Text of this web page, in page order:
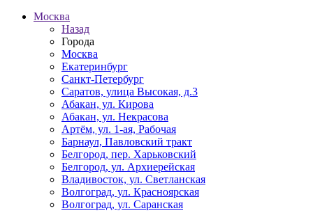
Москва
Назад
Города
Москва
Екатеринбург
Санкт-Петербург
Саратов, улица Высокая, д.3
Абакан, ул. Кирова
Абакан, ул. Некрасова
Артём, ул. 1-ая, Рабочая
Барнаул, Павловский тракт
Белгород, пер. Харьковский
Белгород, ул. Архиерейская
Владивосток, ул. Светланская
Волгоград, ул. Красноярская
Волгоград, ул. Саранская